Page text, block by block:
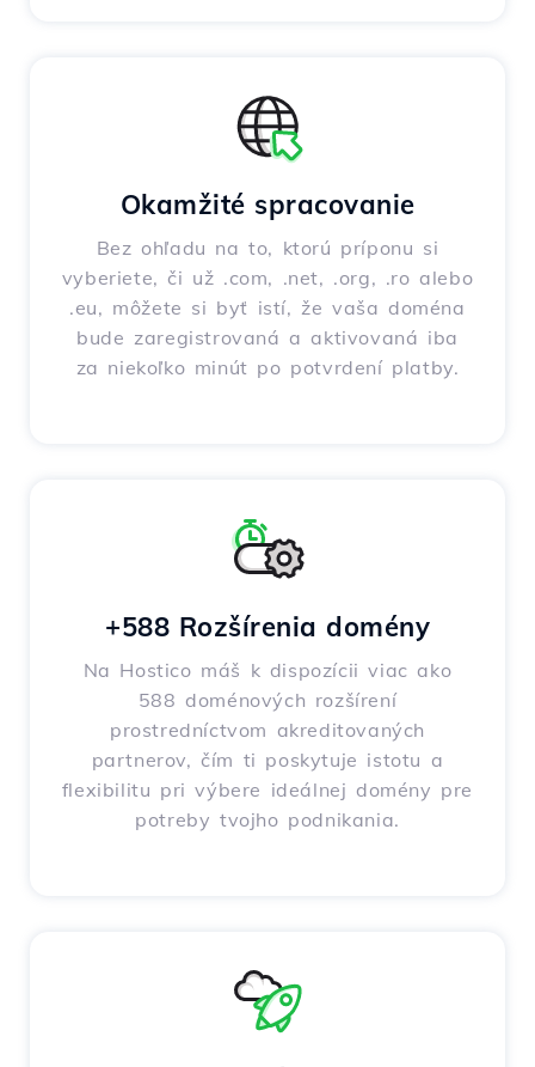
Okamžité spracovanie
Bez ohľadu na to, ktorú príponu si
vyberiete, či už .com, .net, .org, .ro alebo
.eu, môžete si byť istí, že vaša doména
bude zaregistrovaná a aktivovaná iba
za niekoľko minút po potvrdení platby.
+588 Rozšírenia domény
Na Hostico máš k dispozícii viac ako
588 doménových rozšírení
prostredníctvom akreditovaných
partnerov, čím ti poskytuje istotu a
flexibilitu pri výbere ideálnej domény pre
potreby tvojho podnikania.